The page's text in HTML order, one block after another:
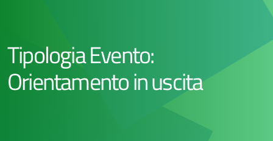
Tipologia Evento:
Orientamento in uscita